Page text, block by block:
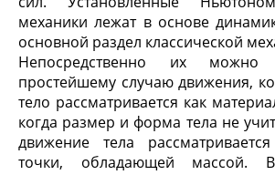
механики лежат в основе
основной раздел классической
Непосредственно их
простейшему случаю движения,
тело рассматривается как
когда размер и форма тела не
движение тела
точки, обладающей массой.